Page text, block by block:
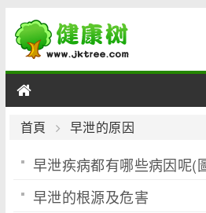
男性
女性
育兒
首頁 早泄的原因
早泄疾病都有哪些病因呢(
早泄的根源及危害